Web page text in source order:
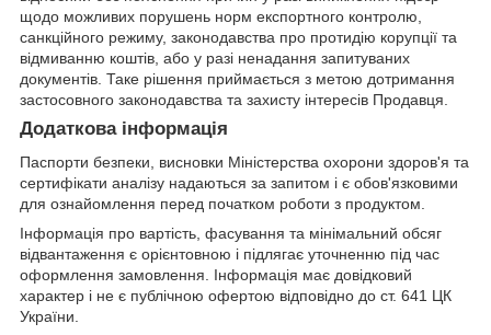
щодо можливих порушень норм експортного контролю,
санкційного режиму, законодавства про протидію корупції та
відмиванню коштів, або у разі ненадання запитуваних
документів. Таке рішення приймається з метою дотримання
застосовного законодавства та захисту інтересів Продавця.
Додаткова інформація
Паспорти безпеки, висновки Міністерства охорони здоров'я та
сертифікати аналізу надаються за запитом і є обов'язковими
для ознайомлення перед початком роботи з продуктом.
Інформація про вартість, фасування та мінімальний обсяг
відвантаження є орієнтовною і підлягає уточненню під час
оформлення замовлення. Інформація має довідковий
характер і не є публічною офертою відповідно до ст. 641 ЦК
України.